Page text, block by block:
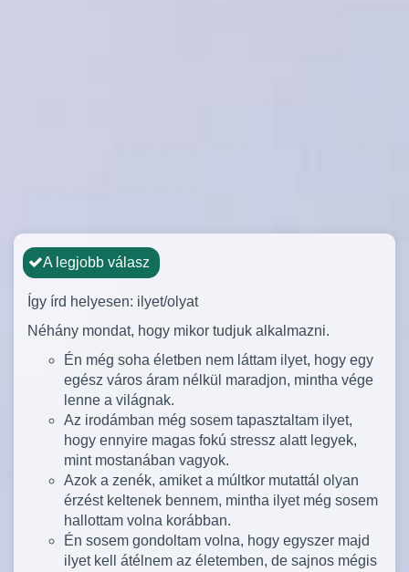
A legjobb válasz
Így írd helyesen: ilyet/olyat
Néhány mondat, hogy mikor tudjuk alkalmazni.
Én még soha életben nem láttam ilyet, hogy egy
egész város áram nélkül maradjon, mintha vége
lenne a világnak.
Az irodámban még sosem tapasztaltam ilyet,
hogy ennyire magas fokú stressz alatt legyek,
mint mostanában vagyok.
Azok a zenék, amiket a múltkor mutattál olyan
érzést keltenek bennem, mintha ilyet még sosem
hallottam volna korábban.
Én sosem gondoltam volna, hogy egyszer majd
ilyet kell átélnem az életemben, de sajnos mégis